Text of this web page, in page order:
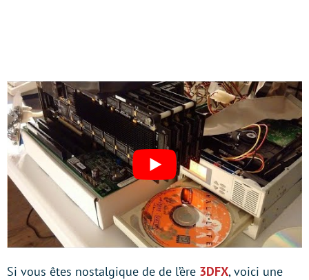
Si vous êtes nostalgique de de l’ère 3DFX, voici une